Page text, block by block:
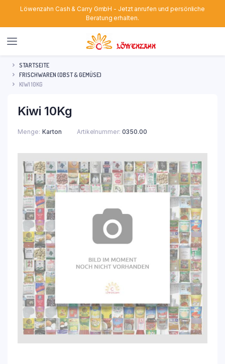
Löwenzahn Cash & Carry GmbH - Jetzt anrufen und persönliche
Beratung erhalten.
STARTSEITE
FRISCHWAREN (OBST & GEMÜSE)
KIWI 10KG
Kiwi 10Kg
Menge Karton Artikelnummer: 0350.00